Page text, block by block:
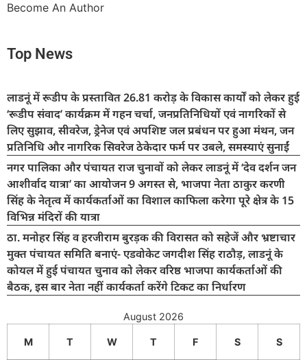
Become An Author
Top News
लाडनूं में रूडीप के प्रस्तावित 26.81 करोड़ के विकास कार्यों को लेकर हुई
‘रूडीप संवाद’ कार्यक्रम में गहन चर्चा, जनप्रतिनिधियों एवं नागरिकों से
लिए सुझाव, सीवरेज, ड्रेनेज एवं अपशिष्ट जल प्रबंधन पर हुआ मंथन, जन
प्रतिनिधि और नागरिक सिवरेज ठेकेदार फर्म पर उबले, समस्याएं सुनाईं
नगर पालिका और पंचायत राज चुनावों को लेकर लाडनूं में ‘देव दर्शन जन
आशीर्वाद यात्रा’ का आयोजन 9 अगस्त से, भाजपा नेता ठाकुर करणी
सिंह के नेतृत्व में कार्यकर्ताओं का विशाल काफिला करेगा पूरे क्षेत्र के 15
विभिन्न मंदिरों की यात्रा
ठा. मनोहर सिंह व हरजीराम बुरड़क की विरासत को सहेजें और भ्रष्टाचार
मुक्त पंचायत समिति बनाएं- एडवोकेट जगदीश सिंह राठौड़, लाडनूं के
कोयल में हुई पंचायत चुनाव को लेकर वरिष्ठ भाजपा कार्यकर्ताओं की
बैठक, इस बार नेता नहीं कार्यकर्ता करेंगे टिकट का निर्धारण
August 2026
M T W T F S S